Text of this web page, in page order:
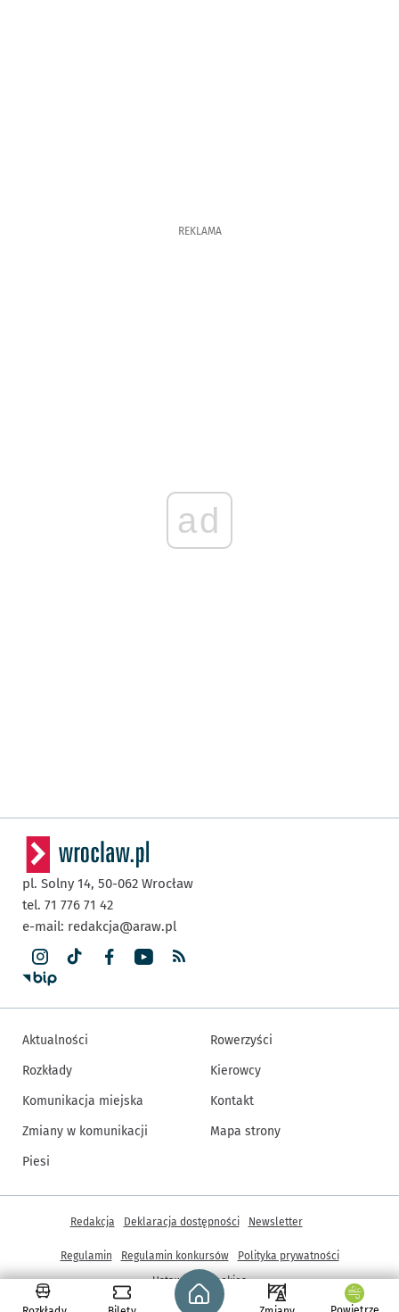
REKLAMA
ad
Strona główna - wroclaw.pl
pl. Solny 14, 50-062 Wrocław
tel. 71 776 71 42
e-mail: redakcja@araw.pl
Aktualności
Rozkłady
Komunikacja miejska
Zmiany w komunikacji
Piesi
Rowerzyści
Kierowcy
Kontakt
Mapa strony
Inne informacje
Redakcja Deklaracja dostępności Newsletter
Regulamin Regulamin konkursów
Polityka prywatności
Ustawienia cookies